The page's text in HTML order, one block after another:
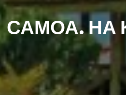
САМОА. НА